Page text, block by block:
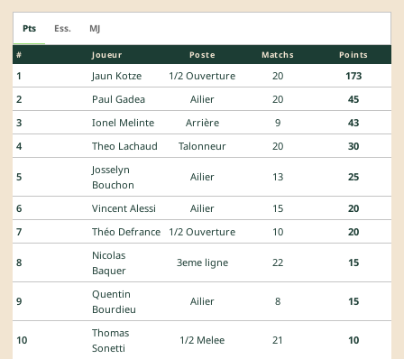
Pts Ess. MJ
# Joueur Poste Matchs Points
1 Jaun Kotze 1/2 Ouverture 20
173
2
Paul Gadea Ailier 20
45
3
Ionel Melinte Arrière 9
43
4
Theo Lachaud Talonneur 20 30
5
Josselyn
Bouchon
Ailier 13 25
6 Vincent Alessi Ailier 15
20
7
Théo Defrance 1/2 Ouverture 10 20
8
Nicolas
Baquer
3eme ligne 22 15
9
Quentin
Bourdieu
Ailier 8 15
10
Thomas
Sonetti
1/2 Melee 21 10